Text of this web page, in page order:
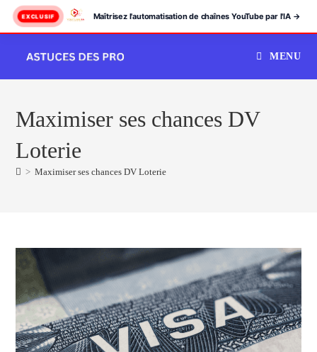
EXCLUSIF Maîtrisez l'automatisation de chaînes YouTube par l'IA →
content
MENU
Maximiser ses chances DV
Loterie
> Maximiser ses chances DV Loterie